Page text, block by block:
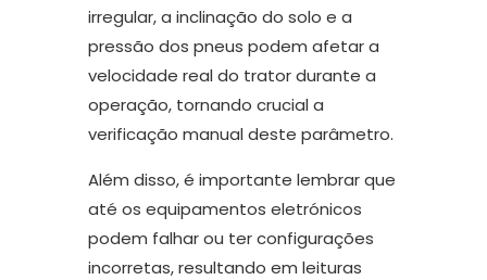
irregular, a inclinação do solo e a
pressão dos pneus podem afetar a
velocidade real do trator durante a
operação, tornando crucial a
verificação manual deste parâmetro.
Além disso, é importante lembrar que
até os equipamentos eletrónicos
podem falhar ou ter configurações
incorretas, resultando em leituras